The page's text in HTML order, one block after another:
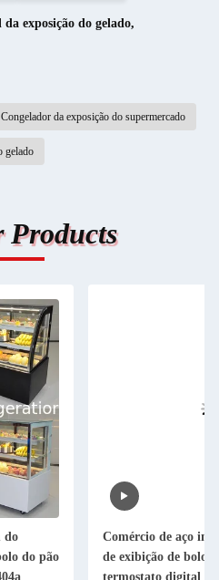
exposição do gelado,
Congelador da exposição do supermercado
gelado
do
do pão
Comércio de aço
de exibição de bolo
termostato digital